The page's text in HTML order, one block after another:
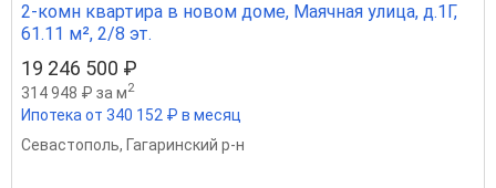
2-комн квартира в новом доме, Маячная улица, д.1Г,
61.11 м², 2/8 эт.
19 246 500 ₽
314 948 ₽ за м2
Ипотека от 340 152 ₽ в месяц
Севастополь, Гагаринский р-н